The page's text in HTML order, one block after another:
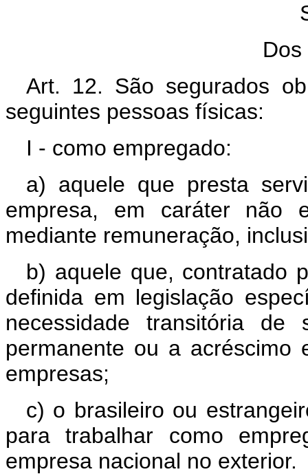
Art. 12. São segurados
seguintes pessoas físicas:
I - como empregado:
a) aquele que presta
empresa, em caráter não
mediante remuneração,
b) aquele que, contratado
definida em legislação
necessidade transitória
permanente ou a acréscimo
empresas;
c) o brasileiro ou
para trabalhar como
empresa nacional no exterior.